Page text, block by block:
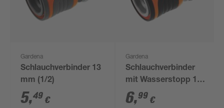
Gardena
Schlauchverbinder 13
mm (1/2)
5,49 €
Gardena
Schlauchverbinder
mit Wasserstopp 13
mm (1/2")
6,99 €